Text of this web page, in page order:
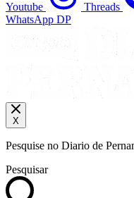
Youtube Threads
WhatsApp DP
X
Pesquise no Diario de
Pesquisar